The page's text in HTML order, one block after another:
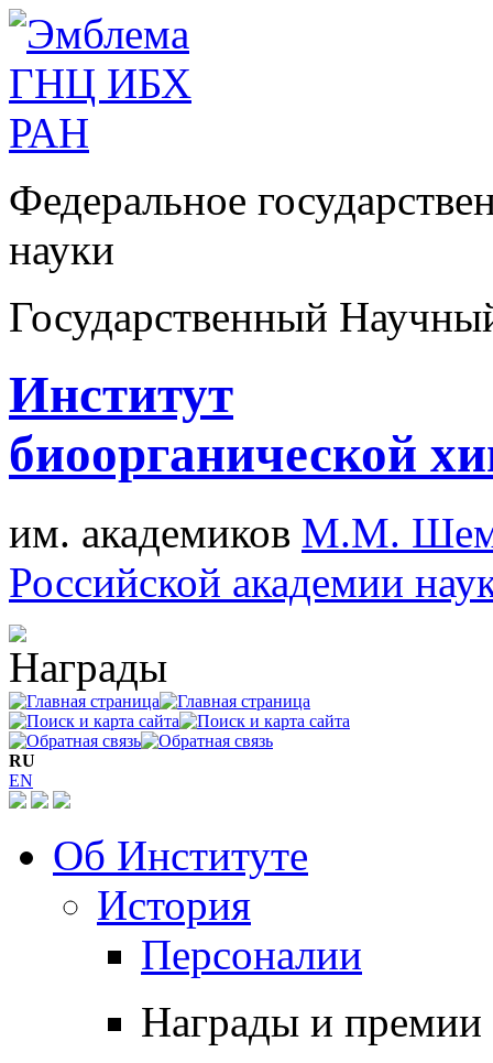
Федеральное
науки
Государственный
Институт
биоорганической
им. академиков М.М.
Российской академии
RU
EN
Об Институте
История
Персоналии
Награды и премии